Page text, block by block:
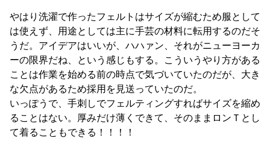
やはり洗濯で作ったフェルトはサイズが縮むため服として
は使えず、用途としては主に手芸の材料に転用するのだそ
うだ。アイデアはいいが、ハハァン、それがニューヨーカ
ーの限界だね、という感じもする。こういうやり方がある
ことは作業を始める前の時点で気づいていたのだが、大き
な欠点があるため採用を見送っていたのだ。
いっぽうで、手刺しでフェルティングすればサイズを縮め
ることはない。厚みだけ薄くできて、そのままロンＴとし
て着ることもできる！！！！